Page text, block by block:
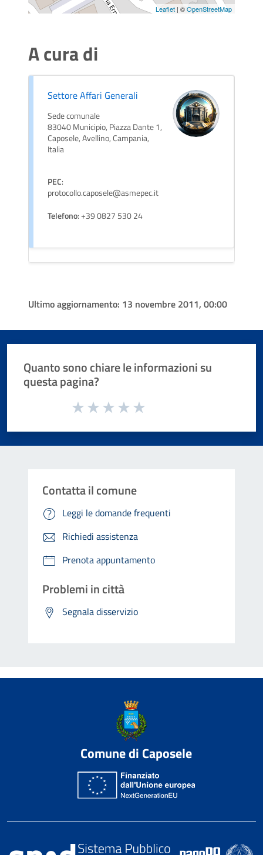
Leaflet | ©OpenStreetMap
A cura di
Settore Affari Generali
Sede comunale
83040 Municipio, Piazza Dante 1,
Caposele, Avellino, Campania,
Italia
PEC:
protocollo.caposele@asmepec.it
Telefono: +39 0827 530 24
Ultimo aggiornamento: 13 novembre 2011, 00:00
Quanto sono chiare le informazioni su
questa pagina?
Valuta da 1 a 5 stelle la pagina
Contatta il comune
Leggi le domande frequenti
Richiedi assistenza
Prenota appuntamento
Problemi in città
Segnala disservizio
Comune di Caposele